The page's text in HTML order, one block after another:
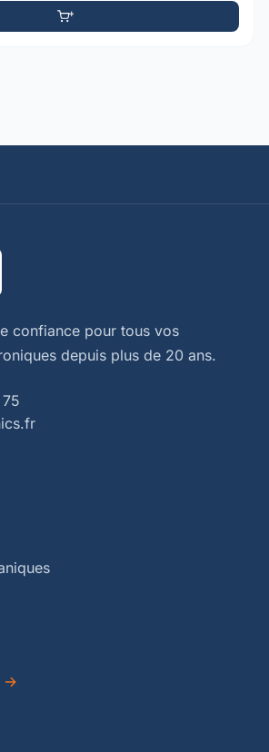
confiance pour tous vos
depuis plus de 20 ans.
→